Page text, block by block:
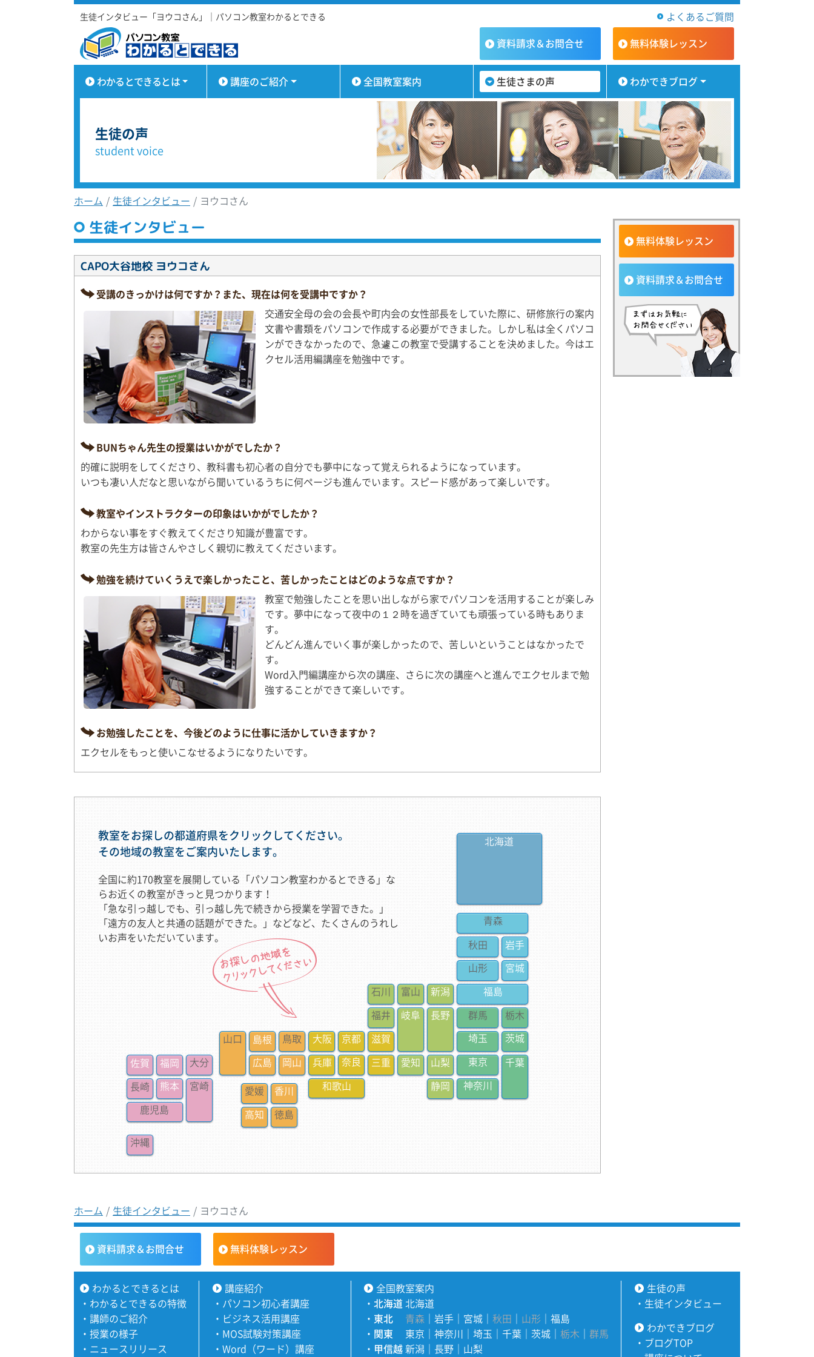
生徒インタビュー「ヨウコさん」｜パソコン教室わかるとできる
よくあるご質問
資料請求＆お問合せ 無料体験レッスン
わかるとできるとは 講座のご紹介 全国教室案内 生徒さまの声 わかできブログ
生徒の声
student voice
ホーム 生徒インタビュー ヨウコさん
生徒インタビュー
CAPO大谷地校 ヨウコさん
受講のきっかけは何ですか？また、現在は何を受講中ですか？
交通安全母の会の会長や町内会の女性部長をしていた際に、研修旅行の案内
文書や書類をパソコンで作成する必要ができました。しかし私は全くパソコ
ンができなかったので、急遽この教室で受講することを決めました。今はエ
クセル活用編講座を勉強中です。
BUNちゃん先生の授業はいかがでしたか？
的確に説明をしてくださり、教科書も初心者の自分でも夢中になって覚えられるようになっています。
いつも凄い人だなと思いながら聞いているうちに何ページも進んでいます。スピード感があって楽しいです。
教室やインストラクターの印象はいかがでしたか？
わからない事をすぐ教えてくださり知識が豊富です。
教室の先生方は皆さんやさしく親切に教えてくださいます。
勉強を続けていくうえで楽しかったこと、苦しかったことはどのような点ですか？
教室で勉強したことを思い出しながら家でパソコンを活用することが楽しみ
です。夢中になって夜中の１２時を過ぎていても頑張っている時もありま
す。
どんどん進んでいく事が楽しかったので、苦しいということはなかったで
す。
Word入門編講座から次の講座、さらに次の講座へと進んでエクセルまで勉
強することができて楽しいです。
お勉強したことを、今後どのように仕事に活かしていきますか？
エクセルをもっと使いこなせるようになりたいです。
無料体験レッスン
資料請求＆お問合せ
ホーム 生徒インタビュー ヨウコさん
資料請求＆お問合せ 無料体験レッスン
わかるとできるとは
・ わかるとできるの特徴
・ 講師のご紹介
・ 授業の様子
・ ニュースリリース
講座紹介
・ パソコン初心者講座
・ ビジネス活用講座
・ MOS試験対策講座
・ Word（ワード）講座
全国教室案内
・北海道 北海道
・ 東北 青森 ｜岩手 ｜ 宮城 ｜秋田 ｜ 山形 ｜福島
・ 関東 東京 ｜神奈川 ｜埼玉 ｜千葉 ｜茨城 ｜栃木 ｜群馬
・ 甲信越新潟 ｜ 長野 ｜ 山梨
生徒の声
・ 生徒インタビュー
わかできブログ
・ ブログTOP